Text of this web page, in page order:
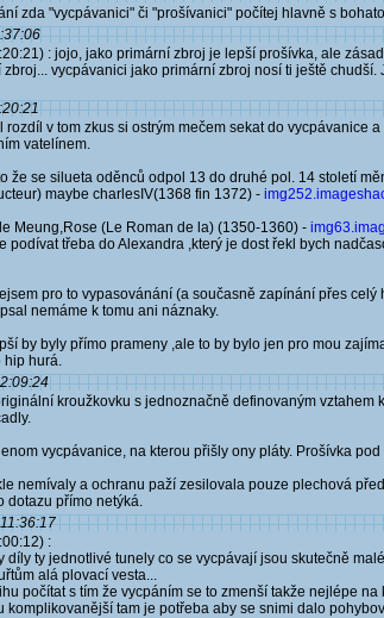
zda "vycpávanici" či "prošívanici" počítej hlavně s
: jojo, jako primární zbroj je lepší prošívka, ale
vycpávanici jako primární zbroj nosí ti ještě
rozdíl v tom zkus si ostrým mečem sekat do
vatelínem.
že se silueta oděnců odpol 13 do druhé pol. 14 století
maybe charlesIV(1368 fin 1372) -
Meung,Rose (Le Roman de la) (1350-1360) -
podívat třeba do Alexandra ,který je dost řekl bych
pro to vypasovánání (a současně zapínání přes
nemáme k tomu ani náznaky.
by byly přímo prameny ,ale to by bylo jen pro mou
hip hurá.
kroužkovku s jednoznačně definovaným
vycpávanice, na kterou přišly ony pláty. Prošívka
nemívaly a ochranu paží zesilovala pouze plechová
dotazu přímo netýká.
:
díly ty jednotlivé tunely co se vycpávají jsou skutečně
alá plovací vesta...
počítat s tím že vycpáním se to zmenší takže nejlépe
komplikovanější tam je potřeba aby se snimi dalo